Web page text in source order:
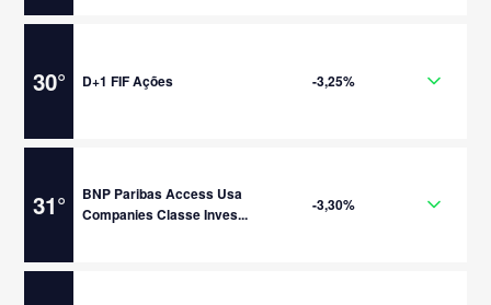
30° D+1 FIF Ações -3,25%
31°
BNP Paribas Access Usa
Companies Classe Inves...
-3,30%